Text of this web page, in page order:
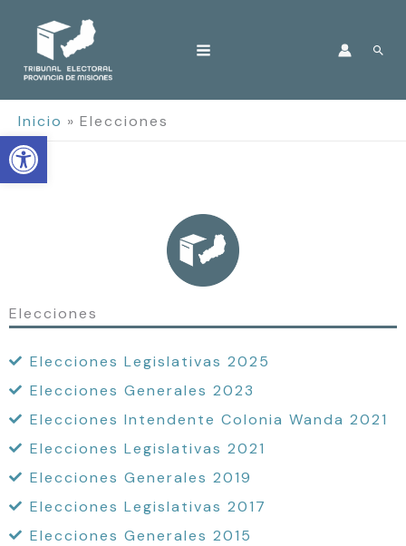
Open toolbar
contenido
Inicio Elecciones
Elecciones
Elecciones Legislativas 2025
Elecciones Generales 2023
Elecciones Intendente Colonia Wanda 2021
Elecciones Legislativas 2021
Elecciones Generales 2019
Elecciones Legislativas 2017
Elecciones Generales 2015